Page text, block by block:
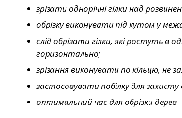
зрізати однорічні гілки над
обрізку виконувати під кутом у
слід обрізати гілки, які ростуть
горизонтально;
зрізання виконувати по кільцю,
застосовувати побілку для
оптимальний час для обрізки